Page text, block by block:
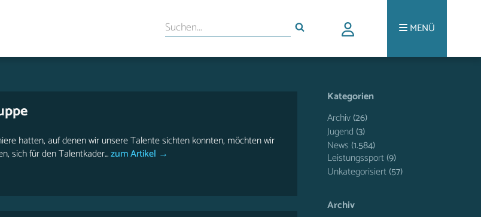
MENÜ
hatten, auf denen wir unsere Talente sichten konnten, möchten wir
sich für den Talentkader...zum Artikel →
Kategorien
Archiv(26)
Jugend (3)
News (1.584)
Leistungssport(9)
Unkategorisiert(57)
Archiv